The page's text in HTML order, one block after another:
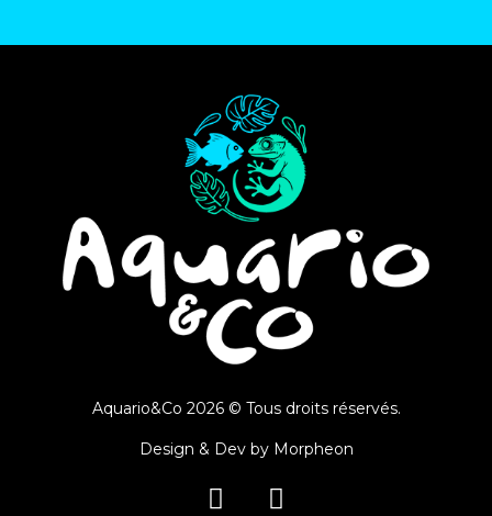
Aquario&Co 2026 © Tous droits réservés.
Design & Dev by Morpheon